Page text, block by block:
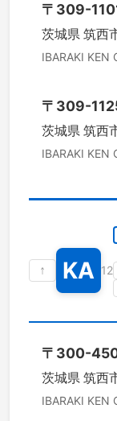
〒 309-
茨城県 筑西
IBARAKI KEN
〒 309-
茨城県 筑西
IBARAKI KEN
↑ KA 12
〒 300-
茨城県 筑西
IBARAKI KEN